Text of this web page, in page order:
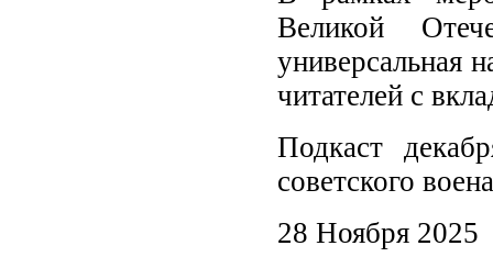
Великой
универсальная
читателей с
Подкаст
советского
28 Ноября 2025